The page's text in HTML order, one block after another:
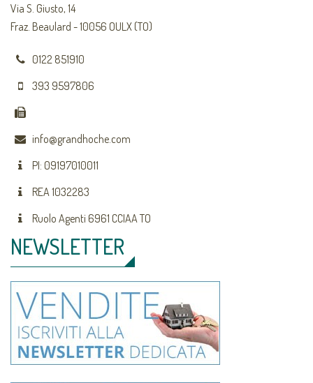
Via S. Giusto, 14
Fraz. Beaulard - 10056 OULX (TO)
0122 851910
393 9597806
info@grandhoche.com
PI: 09197010011
REA 1032283
Ruolo Agenti 6961 CCIAA TO
NEWSLETTER